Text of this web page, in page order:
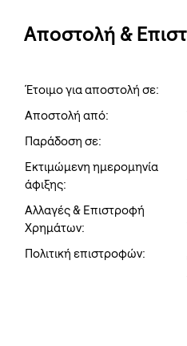
Αποστολή &
Έτοιμο για αποστολή σε:
Αποστολή από:
Παράδοση σε:
Εκτιμώμενη ημερομηνία
άφιξης:
Αλλαγές & Επιστροφή
Χρημάτων:
Πολιτική επιστροφών: